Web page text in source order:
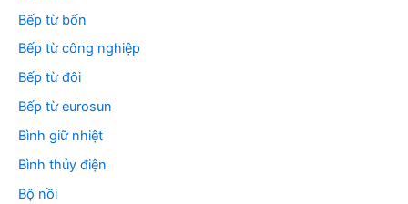
Bếp từ bốn
Bếp từ công nghiệp
Bếp từ đôi
Bếp từ eurosun
Bình giữ nhiệt
Bình thủy điện
Bộ nồi